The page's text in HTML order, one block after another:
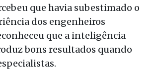
que havia subestimado o
dos engenheiros
que a inteligência
bons resultados quando